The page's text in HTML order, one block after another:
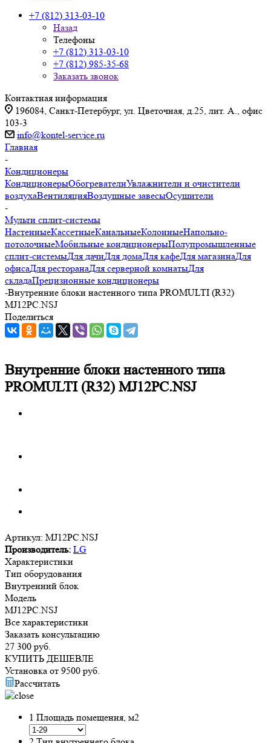
+7 (812) 313-03-10
Назад
Телефоны
+7 (812) 313-03-10
+7 (812) 985-35-68
Заказать звонок
Контактная информация
196084, Санкт-Петербург, ул. Цветочная, д.25, лит. А., офис
103-3
info@kontel-service.ru
Главная
-
Кондиционеры
КондиционерыОбогревателиУвлажнители и очистители
воздухаВентиляцияВоздушные завесыОсушители
-
Мульти сплит-системы
НастенныеКассетныеКанальныеКолонныеНапольно-
потолочныеМобильные кондиционерыПолупромышленные
сплит-системыДля дачиДля домаДля кафеДля магазинаДля
офисаДля ресторанаДля серверной комнатыДля
складаПрецизионные кондиционеры
-Внутренние блоки настенного типа PROMULTI (R32)
MJ12PC.NSJ
Поделиться
Внутренние блоки настенного типа
PROMULTI (R32) MJ12PC.NSJ
Артикул: MJ12PC.NSJ
Производитель: LG
Характеристики
Тип оборудования
Внутренний блок
Модель
MJ12PC.NSJ
Все характеристики
Заказать консультацию
27 300 руб.
КУПИТЬ ДЕШЕВЛЕ
Установка от 9500 руб.
Рассчитать
1 Площадь помещения, м2